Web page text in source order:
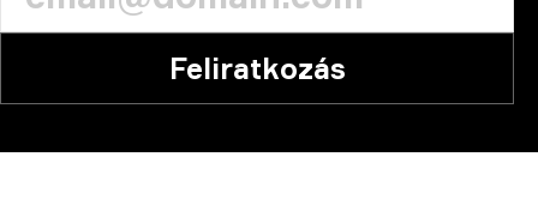
Feliratkozás